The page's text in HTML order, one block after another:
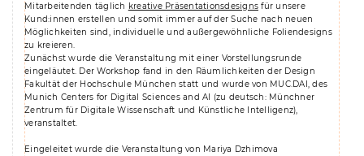
Mitarbeitenden täglich kreative Präsentationsdesigns für unsere
Kund:innen erstellen und somit immer auf der Suche nach neuen
Möglichkeiten sind, individuelle und außergewöhnliche Foliendesigns
zu kreieren.
Zunächst wurde die Veranstaltung mit einer Vorstellungsrunde
eingeläutet. Der Workshop fand in den Räumlichkeiten der Design
Fakultät der Hochschule München statt und wurde von MUC.DAI, des
Munich Centers for Digital Sciences and AI (zu deutsch: Münchner
Zentrum für Digitale Wissenschaft und Künstliche Intelligenz),
veranstaltet.
Eingeleitet wurde die Veranstaltung von Mariya Dzhimova